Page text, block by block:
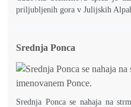
priljubljenih gora v Julijskih
Srednja Ponca
Srednja Ponca se nahaja na